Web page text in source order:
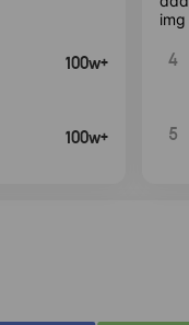
100w+
100w+
4
5